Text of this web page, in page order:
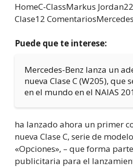
HomeC-ClassMarkus
Clase12
Puede que te interese:
Mercedes-Benz lanza un
nueva Clase C (W205), que
en el mundo en el NAIAS
ha lanzado ahora un primer
nueva Clase C, serie de
«Opciones», – que forma
publicitaria para el